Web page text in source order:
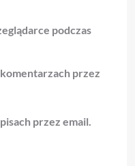
podczas
przez
przez email.